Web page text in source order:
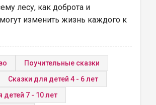
лесу, как доброта и
изменить жизнь каждого к
Поучительные сказки
Сказки для детей 4 - 6 лет
детей 7 - 10 лет